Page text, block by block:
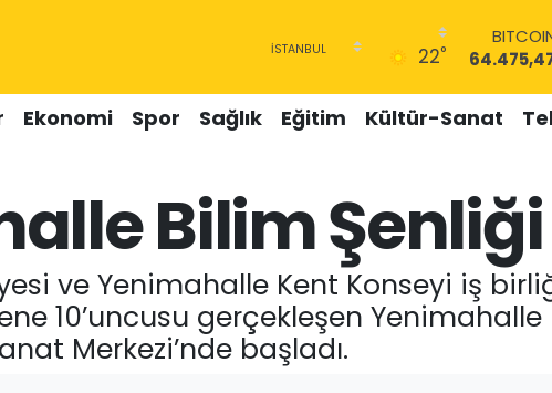
22°
47,5971
EURO
64,2534
GRAM
6518.23
13.703
Ekonomi Spor Sağlık Eğitim Kültür-Sanat
Bilim Şenliği
ve Yenimahalle Kent Konseyi iş
10’uncusu gerçekleşen
Merkezi’nde başladı.